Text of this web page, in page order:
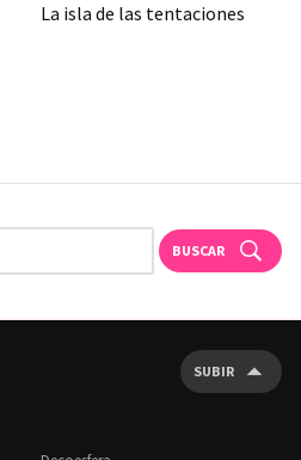
La isla de las tentaciones
BUSCAR
SUBIR